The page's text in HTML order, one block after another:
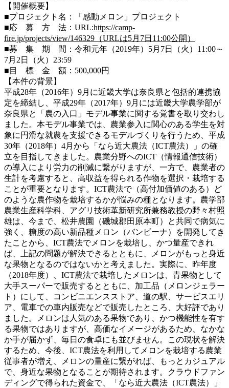
【開催概要】
■プロジェクト名：「感動メロン」プロジェクト
■応 募 方 法：URL:https://camp-
fire.jp/projects/view/146329（URLは5月7日11:00公開）
■募 集 期 間：令和元年（2019年）5月7日（火）11:00～
7月2日（火）23:59
■目 標 金 額：500,000円
【本件の背景】
平成28年（2016年）9月に近畿大学は奈良県と包括的連携協
定を締結し、平成29年（2017年）9月には近畿大学農学部が
奈良県と「農の入口」モデル事業に関する覚書を取り交わし
ました。本モデル事業では、農業参入に関心のある学生を対
象に円滑な就農を支援できるモデルづくりを行うため、平成
30年（2018年）4月から「なら近大農法（ICT農法）」の確
立を目指してきました。農業分野へのICT（情報通信技術）
の導入により労力の削減に繋がりますが、一方で、農業者の
生計を考慮すると、高収益を得られる作物を選択・栽培する
ことが重要となります。ICT農法で（高付加価値のある）ど
のような農作物を栽培するかが悩みの種となります。農学部
農業生産科学科、アグリ技術革新研究所兼務教授の野々村照
雄は、今まで、松井農園（磯城郡田原本町）と共同で病気に
強く、糖度の高い新品種メロン（バンビーナ）を開発してき
たことから、ICT農法でメロンを栽培し、かつ量産できれ
ば、上記の問題が解決できるとともに、メロンがもっと身近
な果物となるのではないかと考えました。実際に、昨年度
（2018年度）、ICT農法で栽培したメロンは、青果物として
大手スーパーで販売するとともに、加工品（メロンジェラー
ト）にして、コンビニエンスストア、道の駅、サービスエリ
ア、電車での車内販売などで販売したところ、大好評であり
ました。メロンは人気のある果物であり、かつ機能性を有す
る果物ではありますが、高価なイメージがあるため、なかな
か手が届かず、毎日の食卓にも並びません。この現状を解決
するため、今後、ICT農法を利用してメロンを栽培する農業
従事者が増え、メロンの量産に繋がれば、もっとカジュアル
で、身近な果物となることが期待されます。クラウドファン
ディングで得られた資金で、「なら近大農法（ICT農法）」